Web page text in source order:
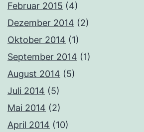
Februar 2015 (4)
Dezember 2014 (2)
Oktober 2014 (1)
September 2014 (1)
August 2014 (5)
Juli 2014 (5)
Mai 2014 (2)
April 2014 (10)